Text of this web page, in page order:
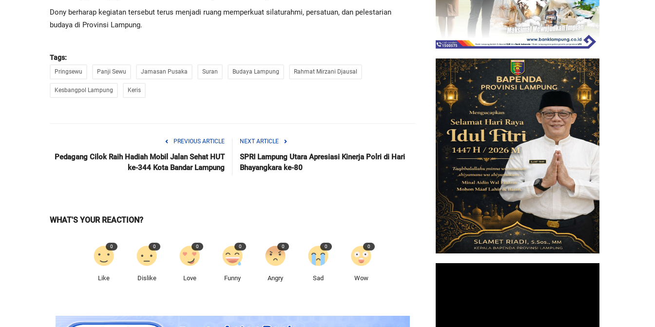
Dony berharap kegiatan tersebut terus menjadi ruang memperkuat silaturahmi, persatuan, dan pelestarian
budaya di Provinsi Lampung.
Tags:
Pringsewu Panji Sewu Jamasan Pusaka Suran Budaya Lampung Rahmat Mirzani Djausal
Kesbangpol Lampung Keris
PREVIOUS ARTICLE
Pedagang Cilok Raih Hadiah Mobil Jalan Sehat HUT
ke-344 Kota Bandar Lampung
NEXT ARTICLE
SPRI Lampung Utara Apresiasi Kinerja Polri di Hari
Bhayangkara ke-80
WHAT'S YOUR REACTION?
Like
0
Dislike
0
Love
0
Funny
0
Angry
0
Sad
0
Wow
0